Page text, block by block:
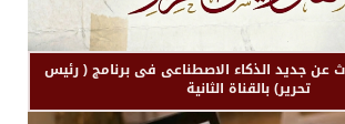
عن جديد الذكاء الاصطناعى فى برنامج ( رئيس
تحرير) بالقناة الثانية